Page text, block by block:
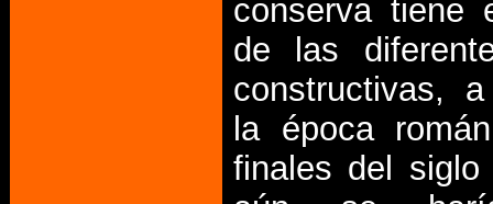
conserva tiene
de las
constructivas,
la época
finales del siglo